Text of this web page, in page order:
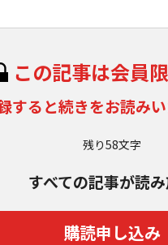
この記事は会員
すると続きをお読み
残り58文字
すべての記事が読
購読申し込み